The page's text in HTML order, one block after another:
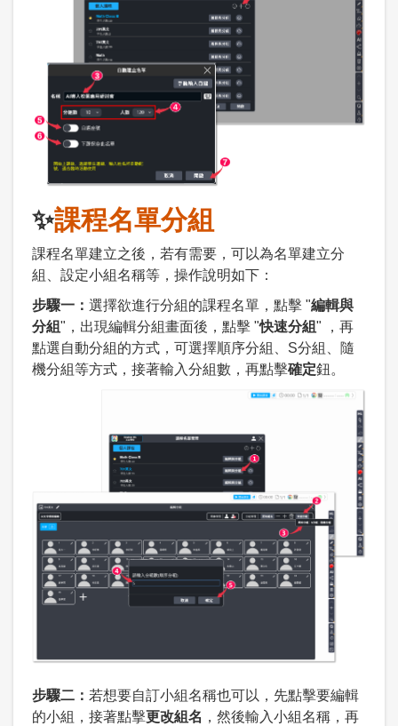
✨課程名單分組
課程名單建立之後，若有需要，可以為名單建立分
組、設定小組名稱等，操作說明如下：
步驟一： 選擇欲進行分組的課程名單，點擊 "編輯與
分組"，出現編輯分組畫面後，點擊 "快速分組" ，再
點選自動分組的方式，可選擇順序分組、S分組、隨
機分組等方式，接著輸入分組數，再點擊確定鈕。
步驟二： 若想要自訂小組名稱也可以，先點擊要編輯
的小組，接著點擊更改組名 ，然後輸入小組名稱，再